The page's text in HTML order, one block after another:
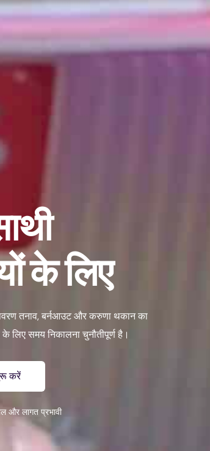
के लिए
तनाव, बर्नआउट और करुणा थकान का
लिए समय निकालना चुनौतीपूर्ण है।
करें
और लागत प्रभावी